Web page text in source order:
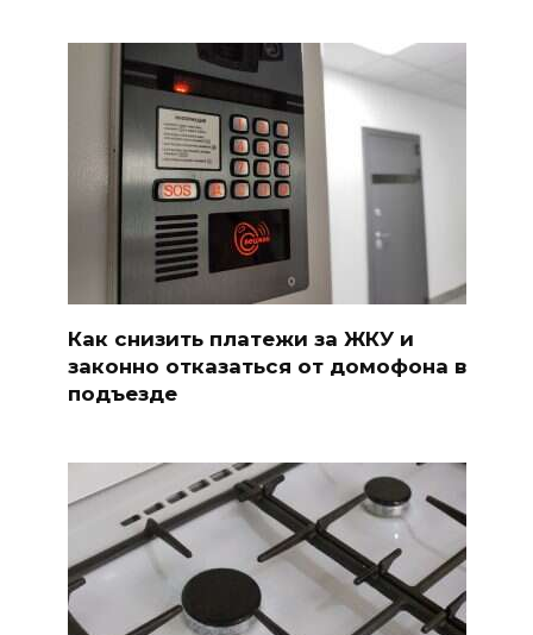
Как снизить платежи за ЖКУ и
законно отказаться от домофона в
подъезде